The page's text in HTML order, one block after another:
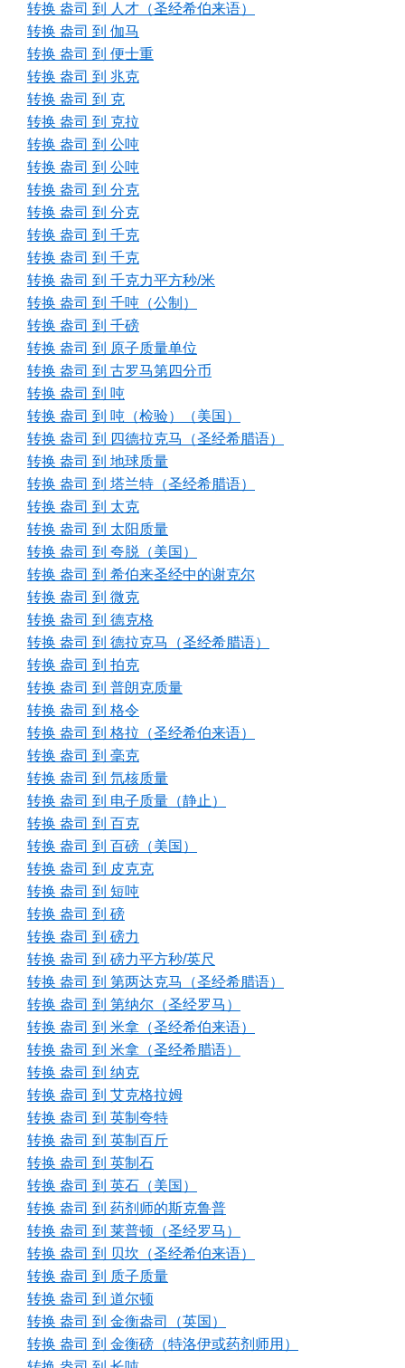
转换 盎司 到 人才（圣经希伯来语）
转换 盎司 到 伽马
转换 盎司 到 便士重
转换 盎司 到 兆克
转换 盎司 到 克
转换 盎司 到 克拉
转换 盎司 到 公吨
转换 盎司 到 公吨
转换 盎司 到 分克
转换 盎司 到 分克
转换 盎司 到 千克
转换 盎司 到 千克
转换 盎司 到 千克力平方秒/米
转换 盎司 到 千吨（公制）
转换 盎司 到 千磅
转换 盎司 到 原子质量单位
转换 盎司 到 古罗马第四分币
转换 盎司 到 吨
转换 盎司 到 吨（检验）（美国）
转换 盎司 到 四德拉克马（圣经希腊语）
转换 盎司 到 地球质量
转换 盎司 到 塔兰特（圣经希腊语）
转换 盎司 到 太克
转换 盎司 到 太阳质量
转换 盎司 到 夸脱（美国）
转换 盎司 到 希伯来圣经中的谢克尔
转换 盎司 到 微克
转换 盎司 到 德克格
转换 盎司 到 德拉克马（圣经希腊语）
转换 盎司 到 拍克
转换 盎司 到 普朗克质量
转换 盎司 到 格令
转换 盎司 到 格拉（圣经希伯来语）
转换 盎司 到 毫克
转换 盎司 到 氘核质量
转换 盎司 到 电子质量（静止）
转换 盎司 到 百克
转换 盎司 到 百磅（美国）
转换 盎司 到 皮克克
转换 盎司 到 短吨
转换 盎司 到 磅
转换 盎司 到 磅力
转换 盎司 到 磅力平方秒/英尺
转换 盎司 到 第两达克马（圣经希腊语）
转换 盎司 到 第纳尔（圣经罗马）
转换 盎司 到 米拿（圣经希伯来语）
转换 盎司 到 米拿（圣经希腊语）
转换 盎司 到 纳克
转换 盎司 到 艾克格拉姆
转换 盎司 到 英制夸特
转换 盎司 到 英制百斤
转换 盎司 到 英制石
转换 盎司 到 英石（美国）
转换 盎司 到 药剂师的斯克鲁普
转换 盎司 到 莱普顿（圣经罗马）
转换 盎司 到 贝坎（圣经希伯来语）
转换 盎司 到 质子质量
转换 盎司 到 道尔顿
转换 盎司 到 金衡盎司（英国）
转换 盎司 到 金衡磅（特洛伊或药剂师用）